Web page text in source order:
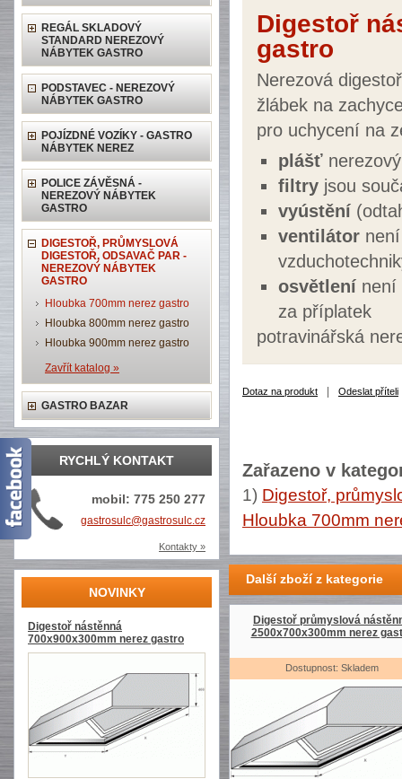
REGÁL SKLADOVÝ
STANDARD NEREZOVÝ
NÁBYTEK GASTRO
PODSTAVEC - NEREZOVÝ
NÁBYTEK GASTRO
POJÍZDNÉ VOZÍKY - GASTRO
NÁBYTEK NEREZ
POLICE ZÁVĚSNÁ -
NEREZOVÝ NÁBYTEK
GASTRO
DIGESTOŘ, PRŮMYSLOVÁ
DIGESTOŘ, ODSAVAČ PAR -
NEREZOVÝ NÁBYTEK
GASTRO
Hloubka 700mm nerez gastro
Hloubka 800mm nerez gastro
Hloubka 900mm nerez gastro
Zavřít katalog »
GASTRO BAZAR
RYCHLÝ KONTAKT
mobil: 775 250 277
gastrosulc@gastrosulc.cz
Kontakty »
NOVINKY
Digestoř nástěnná
700x900x300mm nerez gastro
Digestoř
gastro
Nerezová
žlábek na
pro uchycení na
plášť
filtry jsou
vyústění
ventilátor
osvětlení není
za příplatek
potravinářská
Dotaz na produkt Odeslat příteli
Zařazeno v
1) Digestoř,
Hloubka 700mm
Další zboží z kategorie
Digestoř průmyslová
2500x700x300mm nerez
Dostupnost: Skladem